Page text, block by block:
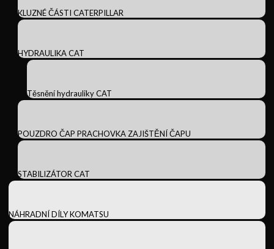
KLUZNÉ ČÁSTI CATERPILLAR
HYDRAULIKA CAT
Těsnění hydrauliky CAT
POUZDRO ČAP PRACHOVKA ZAJIŠTĚNÍ ČAPU
STABILIZÁTOR CAT
NÁHRADNÍ DÍLY KOMATSU